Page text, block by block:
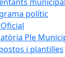
polític
Ple
i plantilles